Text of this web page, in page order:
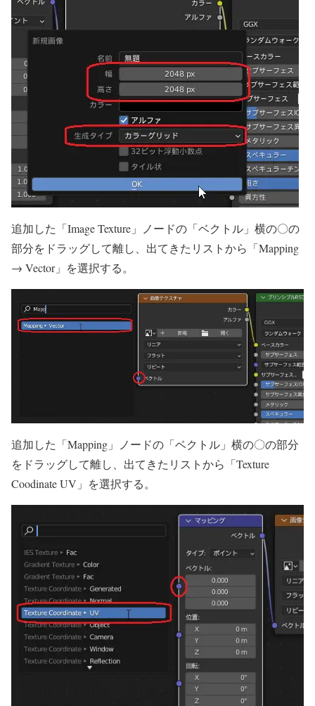
追加した「Image Texture」ノードの「ベクトル」横の〇の
部分をドラッグして離し、出てきたリストから「Mapping
→ Vector」を選択する。
追加した「Mapping」ノードの「ベクトル」横の〇の部分
をドラッグして離し、出てきたリストから「Texture
Coodinate UV」を選択する。